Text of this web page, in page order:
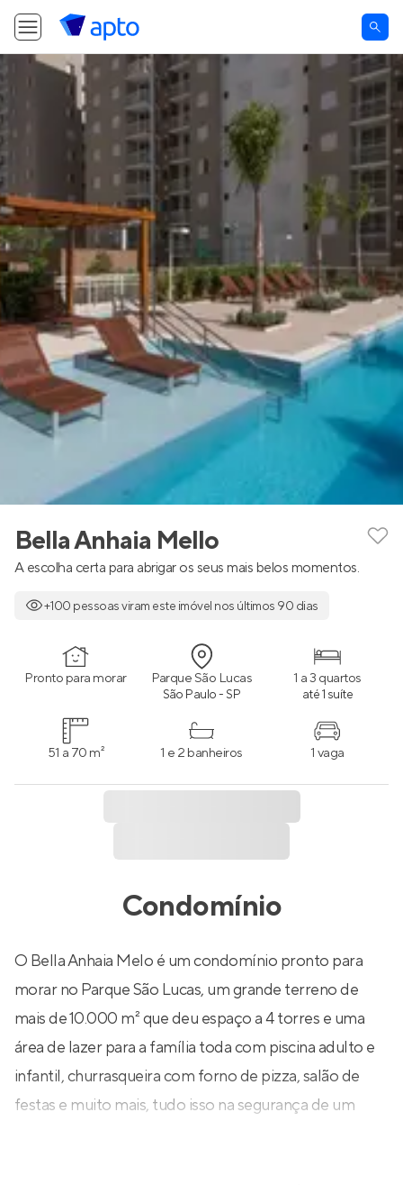
Bella Anhaia Mello
A escolha certa para abrigar os seus mais belos momentos.
+100 pessoas viram este imóvel nos últimos 90 dias
Pronto para morar Parque São Lucas
São Paulo - SP
1 a 3 quartos
até 1 suíte
51 a 70 m² 1 e 2 banheiros 1 vaga
Condomínio
O Bella Anhaia Melo é um condomínio pronto para
morar no Parque São Lucas, um grande terreno de
mais de 10.000 m² que deu espaço a 4 torres e uma
área de lazer para a família toda com piscina adulto e
infantil, churrasqueira com forno de pizza, salão de
festas e muito mais, tudo isso na segurança de um